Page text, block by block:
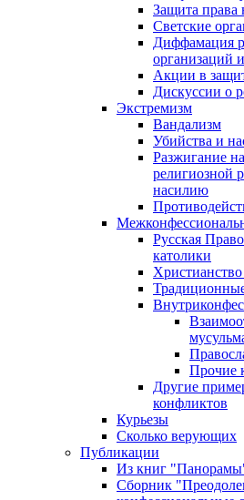
Защита права
Светские
Диффамация
организаций
Акции в
Дискуссии о
Экстремизм
Вандализм
Убийства и
Разжигание
религиозной
насилию
Русская
католики
Прочие
Другие
конфликтов
Курьезы
Сколько верующих
Публикации
Из книг
Сборник